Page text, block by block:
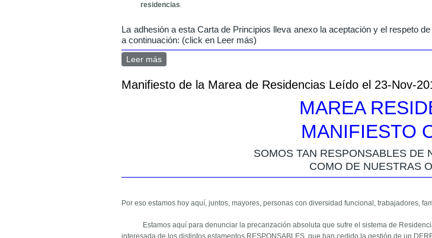
residencias.
La adhesión a esta Carta de Principios lleva anexo la aceptación y el respeto
a continuación: (click en Leer más)
Leer más
Manifiesto de la Marea de Residencias Leído el 23-Nov-
MAREA
MANIFIESTO
SOMOS TAN RESPONSABLES DE
COMO DE NUESTRAS
Por eso estamos hoy aquí, juntos, mayores, personas con diversidad funcional, trabajadores,
Estamos aquí para denunciar la precarización absoluta que sufre el sistema de
interesada de los distintos estamentos RESPONSABLES, que han cedido la gestión de un